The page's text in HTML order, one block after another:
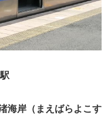
海岸（まえばらよこす